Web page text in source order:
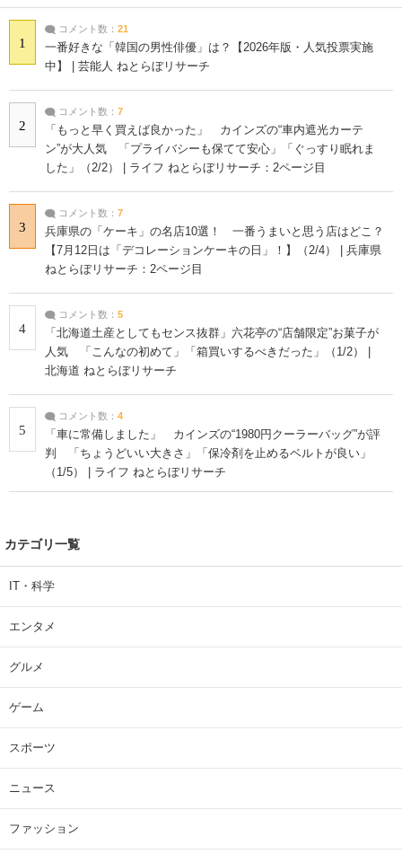
1
コメント数： 21
一番好きな「韓国の男性俳優」は？【2026年版・人気投票実施
中】 | 芸能人 ねとらぼリサーチ
2
コメント数： 7
「もっと早く買えば良かった」 カインズの“車内遮光カーテ
ン”が大人気 「プライバシーも保てて安心」「ぐっすり眠れま
した」（2/2） | ライフ ねとらぼリサーチ：2ページ目
3
コメント数： 7
兵庫県の「ケーキ」の名店10選！ 一番うまいと思う店はどこ？
【7月12日は「デコレーションケーキの日」！】（2/4） | 兵庫県
ねとらぼリサーチ：2ページ目
4
コメント数： 5
「北海道土産としてもセンス抜群」六花亭の“店舗限定”お菓子が
人気 「こんなの初めて」「箱買いするべきだった」（1/2） |
北海道 ねとらぼリサーチ
5
コメント数： 4
「車に常備しました」 カインズの“1980円クーラーバッグ”が評
判 「ちょうどいい大きさ」「保冷剤を止めるベルトが良い」
（1/5） | ライフ ねとらぼリサーチ
カテゴリ一覧
IT・科学
エンタメ
グルメ
ゲーム
スポーツ
ニュース
ファッション